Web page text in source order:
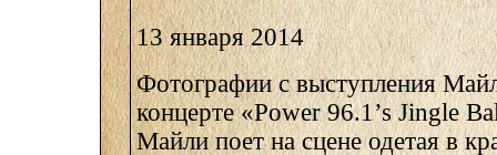
13 января 2014
Фотографии с выступления
концерте «Power 96.1’s Jingle
Майли поет на сцене одетая в